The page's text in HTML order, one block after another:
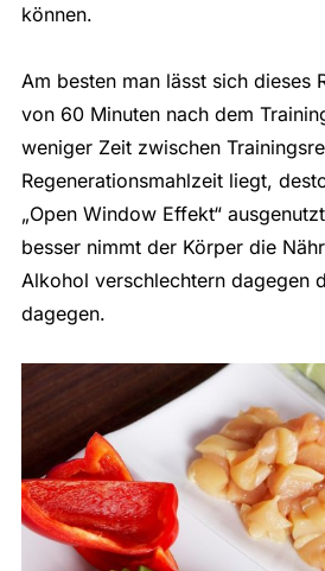
können.
Am besten man lässt sich dieses
von 60 Minuten nach dem
weniger Zeit zwischen
Regenerationsmahlzeit liegt,
„Open Window Effekt“
besser nimmt der Körper die
Alkohol verschlechtern dagegen
dagegen.